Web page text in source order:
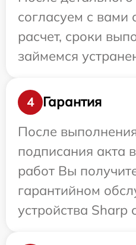
согласуем с вами
расчет, сроки
займемся
4
Гарантия
После
подписания акта
работ Вы
гарантийном
устройства Sharp